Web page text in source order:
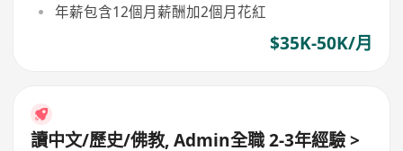
年薪包含12個月薪酬加2個月花紅
$35K-50K/月
讀中文/歷史/佛教, Admin全職 2-3年經驗 >